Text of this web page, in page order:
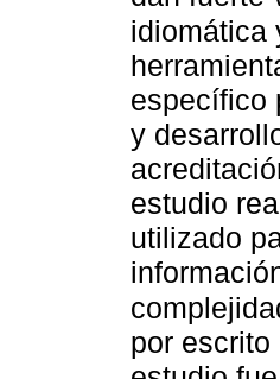
idiomática
específico
y
estudio
utilizado
por